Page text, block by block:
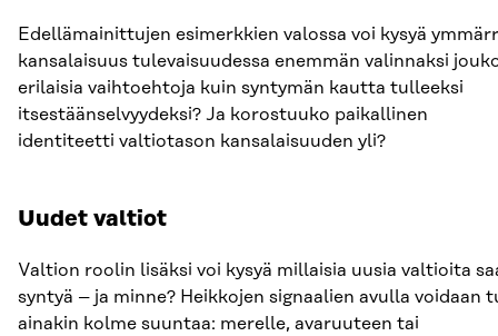
Edellämainittujen esimerkkien valossa voi kysyä
kansalaisuus tulevaisuudessa enemmän valinnaksi
erilaisia vaihtoehtoja kuin syntymän kautta tulleeksi
itsestäänselvyydeksi? Ja korostuuko paikallinen
identiteetti valtiotason kansalaisuuden yli?
Uudet valtiot
Valtion roolin lisäksi voi kysyä millaisia uusia valtioita
syntyä – ja minne? Heikkojen signaalien avulla voidaan
ainakin kolme suuntaa: merelle, avaruuteen tai